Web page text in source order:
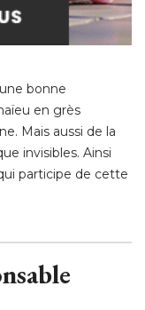
bonne
en grès
Mais aussi de la
invisibles. Ainsi
participe de cette